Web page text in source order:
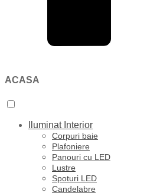
ACASA
Iluminat Interior
Corpuri baie
Plafoniere
Panouri cu LED
Lustre
Spoturi LED
Candelabre